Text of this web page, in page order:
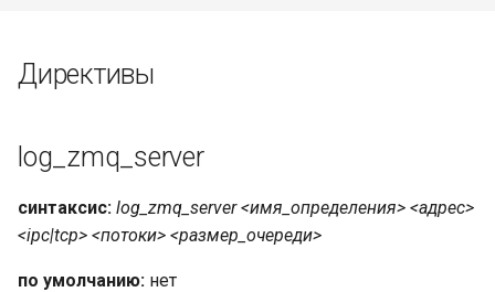
Директивы
log_zmq_server
синтаксис: log_zmq_server <имя_определения> <адрес>
<ipc|tcp> <потоки> <размер_очереди>
по умолчанию: нет